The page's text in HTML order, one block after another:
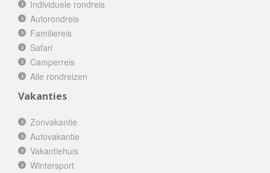
Individuele rondreis
Autorondreis
Familiereis
Safari
Camperreis
Alle rondreizen
Vakanties
Zonvakantie
Autovakantie
Vakantiehuis
Wintersport